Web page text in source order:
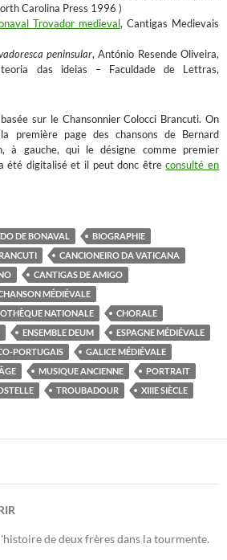
Carolina Press 1996 )
Trovador medieval, Cantigas Medievais
peninsular, António Resende Oliveira,
das ideias – Faculdade de Lettras,
sur le Chansonnier Colocci Brancuti. On
première page des chansons de Bernard
à gauche, qui le désigne comme premier
été digitalisé et il peut donc êtreconsulté en
DE BONAVAL
BIOGRAPHIE
CANCIONEIRO DA VATICANA
CANTIGAS DE AMIGO
MÉDIÉVALE
NATIONALE
CHORALE
ENSEMBLE DEUM
ESPAGNE MÉDIÉVALE
PORTUGAIS
GALICE MÉDIÉVALE
MUSIQUE ANCIENNE
PORTRAIT
TROUBADOUR XIIIE SIÈCLE
de deux frères dans la tourmente.